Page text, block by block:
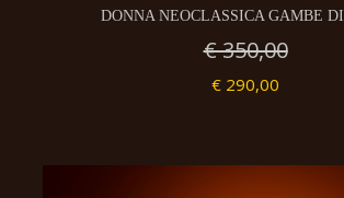
DONNA NEOCLASSICA GAMBE
€ 350,00
€ 290,00